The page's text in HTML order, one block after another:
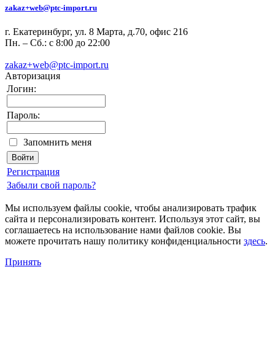
zakaz+web@ptc-import.ru
г. Екатеринбург, ул. 8 Марта, д.70, офис 216
Пн. – Сб.: с 8:00 до 22:00
zakaz+web@ptc-import.ru
Авторизация
Логин:
Пароль:
Запомнить меня
Регистрация
Забыли свой пароль?
Мы используем файлы cookie, чтобы анализировать трафик
сайта и персонализировать контент. Используя этот сайт, вы
соглашаетесь на использование нами файлов cookie. Вы
можете прочитать нашу политику конфиденциальности здесь.
Принять